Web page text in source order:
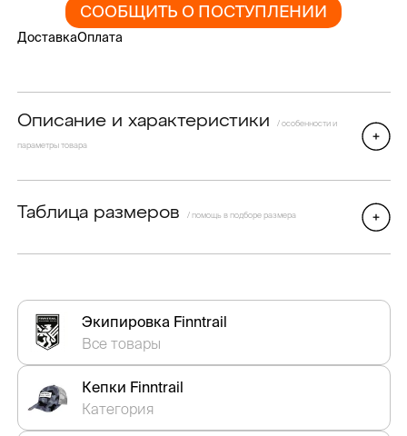
СООБЩИТЬ О ПОСТУПЛЕНИИ
ДоставкаОплата
Описание и характеристики / особенности и
параметры товара
Таблица размеров / помощь в подборе размера
Экипировка Finntrail
Все товары
Кепки Finntrail
Категория